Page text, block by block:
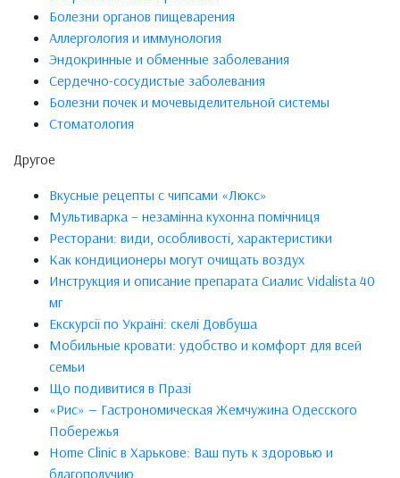
Болезни органов пищеварения
Аллергология и иммунология
Эндокринные и обменные заболевания
Сердечно-сосудистые заболевания
Болезни почек и мочевыделительной системы
Стоматология
Другое
Вкусные рецепты с чипсами «Люкс»
Мультиварка – незамінна кухонна помічниця
Ресторани: види, особливості, характеристики
Как кондиционеры могут очищать воздух
Инструкция и описание препарата Сиалис Vidalista 40
мг
Екскурсії по Україні: скелі Довбуша
Мобильные кровати: удобство и комфорт для всей
семьи
Що подивитися в Празі
«Рис» — Гастрономическая Жемчужина Одесского
Побережья
Home Clinic в Харькове: Ваш путь к здоровью и
благополучию